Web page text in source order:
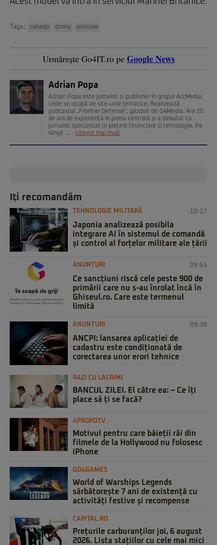
Tags: canada drona pistoale
Urmărește Go4IT.ro pe Google News
Adrian Popa
Adrian Popa este jurnalist și publisher în grupul ArcMedia,
unde se ocupă de site-urile tematice. Realizează
podcastul „Frontier Defense”, găzduit de G4Media. Are 20
de ani de experiență în presa centrală și a debutat ca
jurnalist specializat în piețele financiare și tehnologie. Pe
lângă ...
citește mai mult
Iți recomandăm
TEHNOLOGIE MILITARĂ 10:17
Japonia analizează posibila
integrare AI în sistemul de comandă
și control al forțelor militare ale țării
ANUNȚURI 09:54
Ce sancțiuni riscă cele peste 900 de
primării care nu s-au înrolat încă în
Ghiseul.ro. Care este termenul
limită
ANUNȚURI 09:38
ANCPI: lansarea aplicației de
cadastru este condiționată de
corectarea unor erori tehnice
RAZI CU LACRIMI
BANCUL ZILEI. El către ea: – Ce îți
place să ți se facă?
APROPOTV
Motivul pentru care băieții răi din
filmele de la Hollywood nu folosesc
iPhone
GO4GAMES
World of Warships Legends
sărbătorește 7 ani de existență cu
activități festive și recompense
CAPITAL.RO
Prețurile carburanților joi, 6 august
2026. Lista stațiilor cu cele mai mici